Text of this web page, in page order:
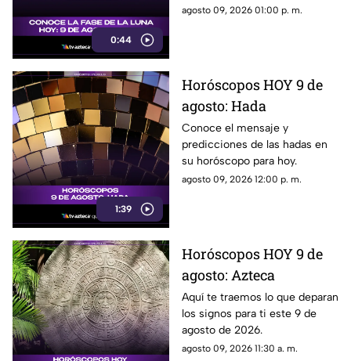
0:44
satélite natural durante la
agosto 09, 2026 01:00 p. m.
1:39
Horóscopos HOY 9 de
agosto: Hada
Conoce el mensaje y
predicciones de las hadas en
su horóscopo para hoy.
agosto 09, 2026 12:00 p. m.
Horóscopos HOY 9 de
agosto: Azteca
Aquí te traemos lo que deparan
los signos para ti este 9 de
agosto de 2026.
agosto 09, 2026 11:30 a. m.